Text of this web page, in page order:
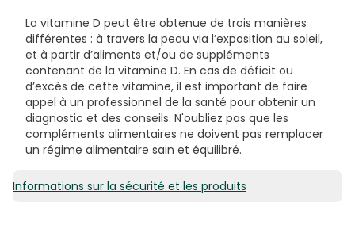
La vitamine D peut être obtenue de trois manières
différentes : à travers la peau via l’exposition au soleil,
et à partir d’aliments et/ou de suppléments
contenant de la vitamine D. En cas de déficit ou
d’excès de cette vitamine, il est important de faire
appel à un professionnel de la santé pour obtenir un
diagnostic et des conseils. N'oubliez pas que les
compléments alimentaires ne doivent pas remplacer
un régime alimentaire sain et équilibré.
Informations sur la sécurité et les produits